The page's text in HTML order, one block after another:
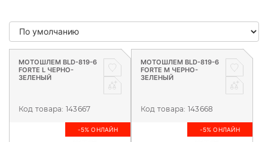
МОТОШЛЕМ BLD-819-6
FORTE L ЧЕРНО-
ЗЕЛЕНЫЙ
Код товара: 143667
-5% ОНЛАЙН
МОТОШЛЕМ BLD-819-6
FORTE M ЧЕРНО-
ЗЕЛЕНЫЙ
Код товара: 143668
-5% ОНЛАЙН